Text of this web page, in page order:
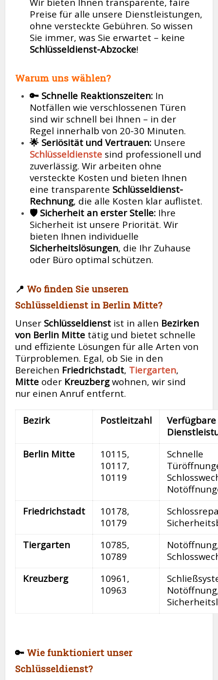
Preise für alle unsere Dienstleistungen,
ohne versteckte Gebühren. So wissen
Sie immer, was Sie erwartet – keine
Schlüsseldienst-Abzocke!
Warum uns wählen?
🔑 Schnelle Reaktionszeiten: In
Notfällen wie verschlossenen Türen
sind wir schnell bei Ihnen – in der
Regel innerhalb von 20-30 Minuten.
🌟 Seriösität und Vertrauen: Unsere
Schlüsseldienste sind professionell und
zuverlässig. Wir arbeiten ohne
versteckte Kosten und bieten Ihnen
eine transparente Schlüsseldienst-
Rechnung, die alle Kosten klar auflistet.
🛡️ Sicherheit an erster Stelle: Ihre
Sicherheit ist unsere Priorität. Wir
bieten Ihnen individuelle
Sicherheitslösungen, die Ihr Zuhause
oder Büro optimal schützen.
📍 Wo finden Sie unseren
Schlüsseldienst in Berlin Mitte?
Unser Schlüsseldienst ist in allen Bezirken
von Berlin Mitte tätig und bietet schnelle
und effiziente Lösungen für alle Arten von
Türproblemen. Egal, ob Sie in den
Bereichen Friedrichstadt, Tiergarten,
Mitte oder Kreuzbergwohnen, wir sind
nur einen Anruf entfernt.
Bezirk Postleitzahl
Verfügbare
Berlin Mitte
10115,
10117,
10119
Schnelle
Friedrichstadt
10178,
10179
Tiergarten
10785,
10789
Kreuzberg
10961,
10963
🔑 Wie funktioniert unser
Schlüsseldienst?